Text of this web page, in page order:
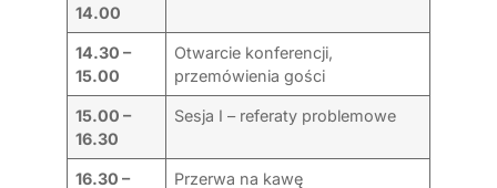
14.00
14.30 –
15.00
Otwarcie konferencji,
przemówienia gości
15.00 –
16.30
Sesja I – referaty problemowe
16.30 –
Przerwa na kawę